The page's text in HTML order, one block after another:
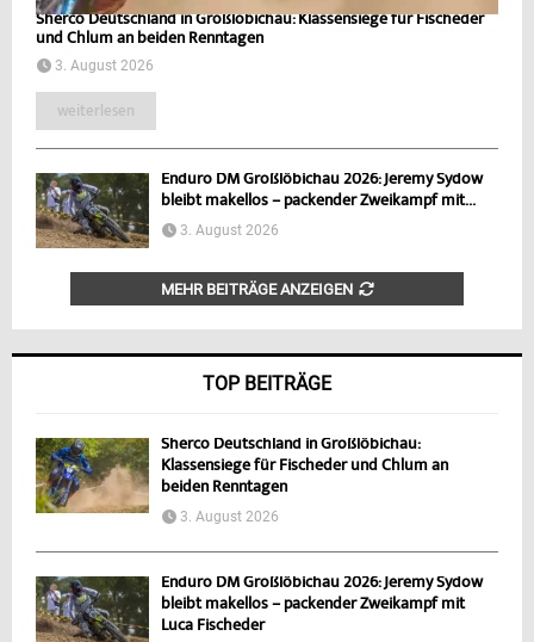
Sherco Deutschland in Großlöbichau: Klassensiege für Fischeder
und Chlum an beiden Renntagen
3. August 2026
weiterlesen
Enduro DM Großlöbichau 2026: Jeremy Sydow
bleibt makellos – packender Zweikampf mit...
3. August 2026
MEHR BEITRÄGE ANZEIGEN
TOP BEITRÄGE
Sherco Deutschland in Großlöbichau:
Klassensiege für Fischeder und Chlum an
beiden Renntagen
3. August 2026
Enduro DM Großlöbichau 2026: Jeremy Sydow
bleibt makellos – packender Zweikampf mit
Luca Fischeder